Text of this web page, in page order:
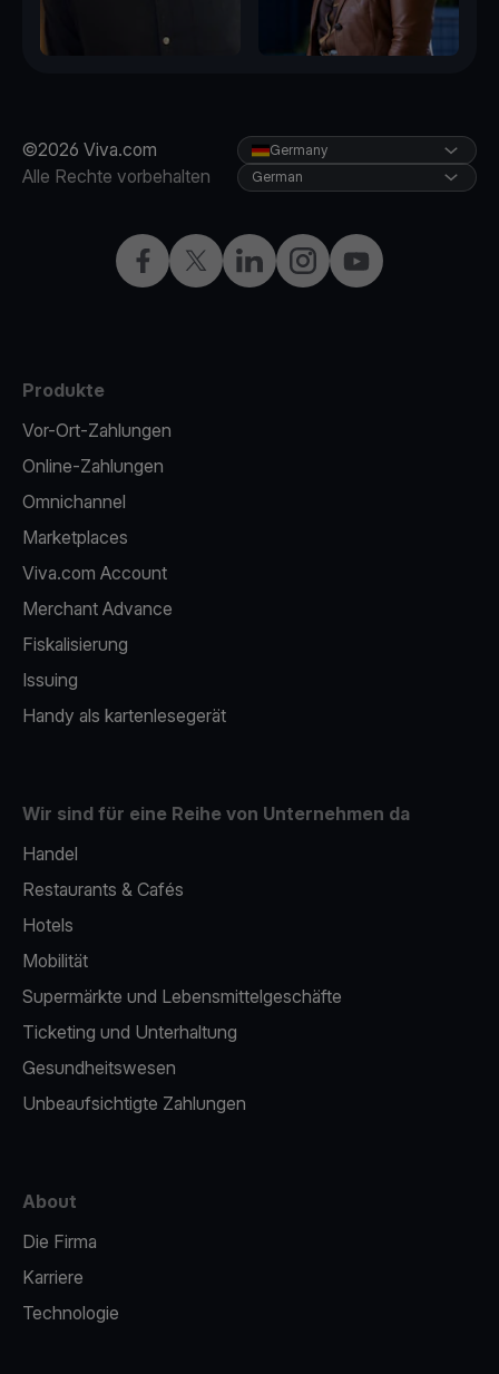
©2026 Viva.com
Alle Rechte vorbehalten
Facebook
X LinkedInInstagramYouTube
Germany
German
Produkte
Vor-Ort-Zahlungen
Online-Zahlungen
Omnichannel
Marketplaces
Viva.com Account
Merchant Advance
Fiskalisierung
Issuing
Handy als kartenlesegerät
Wir sind für eine Reihe von Unternehmen da
Handel
Restaurants & Cafés
Hotels
Mobilität
Supermärkte und Lebensmittelgeschäfte
Ticketing und Unterhaltung
Gesundheitswesen
Unbeaufsichtigte Zahlungen
About
Die Firma
Karriere
Technologie